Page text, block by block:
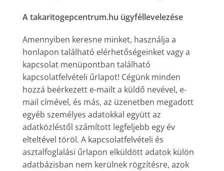
A takaritogepcentrum.hu ügyféllevelezése
Amennyiben keresne minket, használja a
honlapon található elérhetőségeinket vagy a
kapcsolat menüpontban található
kapcsolatfelvételi űrlapot! Cégünk minden
hozzá beérkezett e-mailt a küldő nevével, e-
mail címével, és más, az üzenetben megadott
egyéb személyes adatokkal együtt az
adatközléstől számított legfeljebb egy év
elteltével töröl. A kapcsolatfelvételi és
asztalfoglalási űrlapon elküldött adatok külön
adatbázisban nem kerülnek rögzítésre, azok